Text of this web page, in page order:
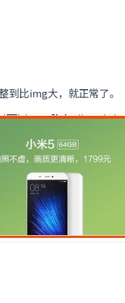
到比img大，就正常了。